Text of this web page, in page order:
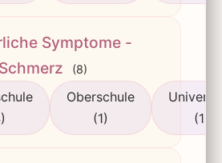
Symptome -
Schmerz
(8)
Oberschule
(1)
(1)